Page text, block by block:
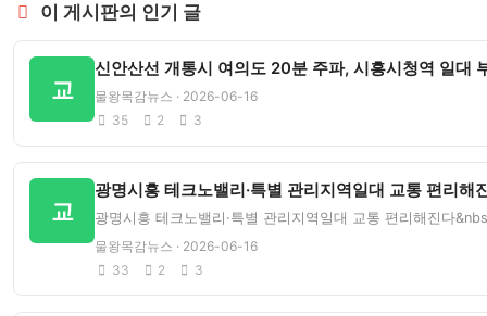
이 게시판의 인기 글
교
신안산선 개통시 여의도 20분 주파, 시흥시청역 일대
물왕목감뉴스 · 2026-06-16
35
2 3
교
광명시흥 테크노밸리·특별 관리지역일대 교통 편리해
광명시흥 테크노밸리·특별 관리지역일대 교통 편리해진다
물왕목감뉴스 · 2026-06-16
33
2 3